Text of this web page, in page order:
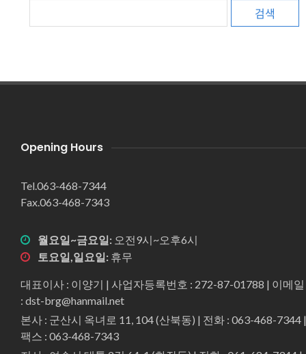
검색
Opening Hours
Tel.063-468-7344
Fax.063-468-7343
월요일~금요일: 오전9시~오후6시
토요일,일요일: 휴무
대표이사 : 이양기 | 사업자등록번호 : 272-87-01788 | 이메일
: dst-brg@hanmail.net
본사 : 군산시 옥녀로 11, 104 (산북동) | 전화 : 063-468-7344 |
팩스 : 063-468-7343